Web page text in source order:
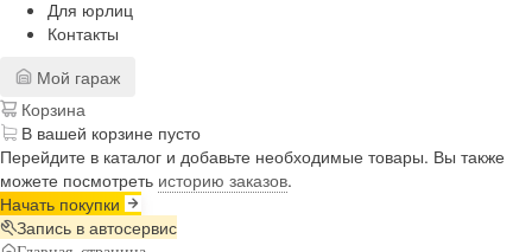
Для юрлиц
Контакты
Мой гараж
Корзина
В вашей корзине пусто
Перейдите в каталог и добавьте необходимые товары. Вы также
можете посмотреть историю заказов.
Начать покупки
Запись в автосервис